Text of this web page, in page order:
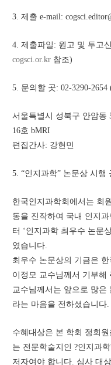
3. 제출 e-mail:
4. 제출파일: 원고 및 투고
cogsci.or.kr 참조)
5. 문의할 곳: 02-3290-
서울특별시 성북구 안암동
16호 bMRI
편집간사: 강현민
5. “인지과학” 논문상 시행
한국인지과학회에서는 회
동을 진작하여 국내 인지
터 ‘인지과학 최우수 논문
였습니다.
최우수 논문상의 기금은
이정모 교수님께서 기부해
교수님께서는 앞으로 많
라는 마음을 전하셨습니다.
수혜대상은 본 학회 정회
는 전문학술지인 ?인지과
저자여야 합니다. 심사 대